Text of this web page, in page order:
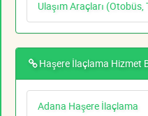
Ulaşım Araçları
Haşere İlaçlama Hizmet
Adana Haşere İlaçlama